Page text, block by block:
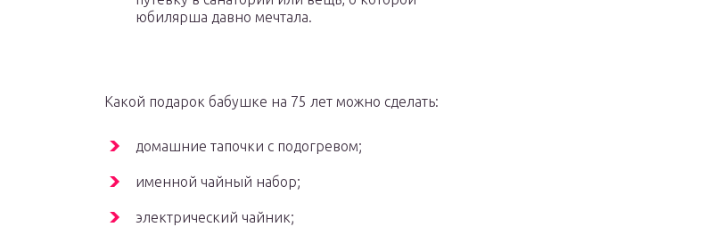
юбилярша давно мечтала.
Какой подарок бабушке на 75 лет можно сделать:
домашние тапочки с подогревом;
именной чайный набор;
электрический чайник;